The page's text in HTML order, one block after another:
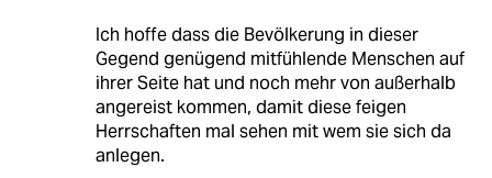
Ich hoffe dass die Bevölkerung in dieser
Gegend genügend mitfühlende Menschen auf
ihrer Seite hat und noch mehr von außerhalb
angereist kommen, damit diese feigen
Herrschaften mal sehen mit wem sie sich da
anlegen.